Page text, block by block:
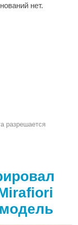
нет.
разрешается